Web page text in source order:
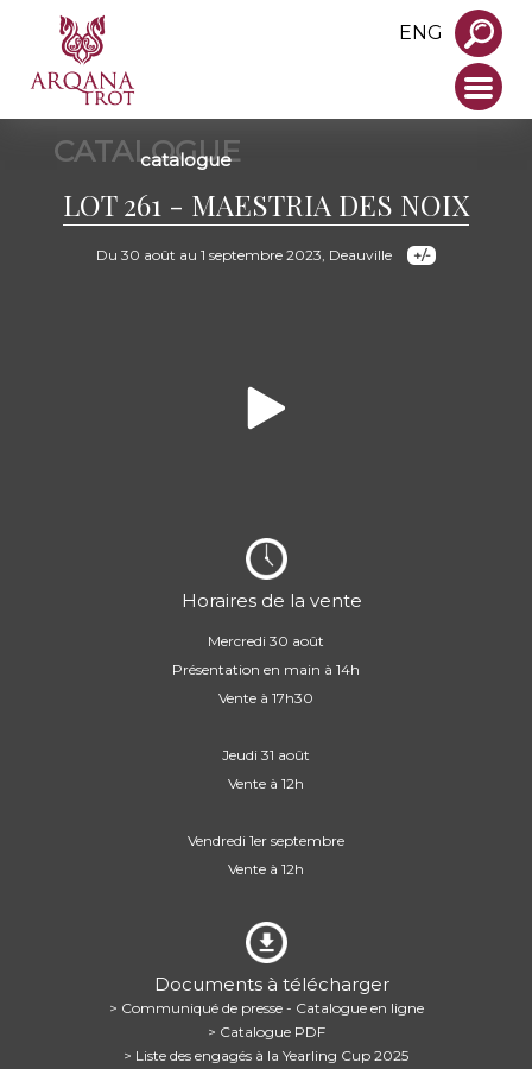
ENG
CATALOGUE
catalogue
LOT 261 - MAESTRIA DES NOIX
Du 30 août au 1 septembre 2023, Deauville
Horaires de la vente
Mercredi 30 août
Présentation en main à 14h
Vente à 17h30
Jeudi 31 août
Vente à 12h
Vendredi 1er septembre
Vente à 12h
Documents à télécharger
> Communiqué de presse - Catalogue en ligne
> Catalogue PDF
> Liste des engagés à la Yearling Cup 2025